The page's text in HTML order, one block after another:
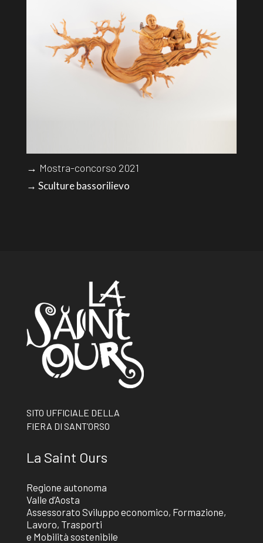
→ Mostra-concorso 2021
→ Sculture bassorilievo
SITO UFFICIALE DELLA
FIERA DI SANT’ORSO
La Saint Ours
Regione autonoma
Valle d’Aosta
Assessorato Sviluppo economico, Formazione,
Lavoro, Trasporti
e Mobilità sostenibile